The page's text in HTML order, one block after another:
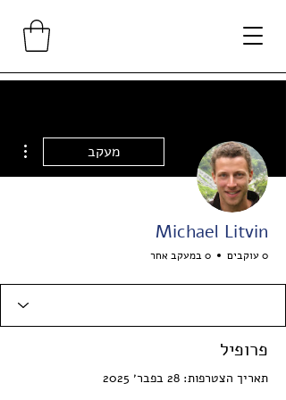
מעקב
Michael Litvin
0 עוקבים 0 במעקב אחר
פרופיל
תאריך הצטרפות: 28 בפבר׳ 2025